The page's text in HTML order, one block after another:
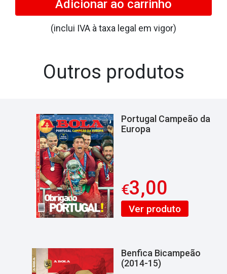
-
Taça
64)
Adicionar ao carrinho
(inclui IVA à taxa legal em vigor)
Outros produtos
Portugal Campeão da
Europa
€3,00
Ver produto
Benfica Bicampeão
(2014-15)